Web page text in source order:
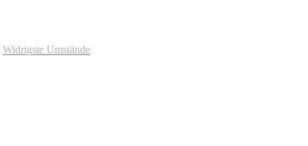
Widrigste Umstände